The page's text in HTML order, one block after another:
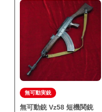
無可動実銃
無可動銃 Vz58 短機関銃